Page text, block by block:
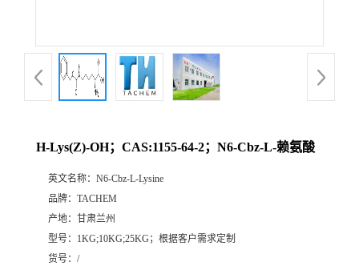
H-Lys(Z)-OH；CAS:1155-64-2；N6-Cbz-L-赖氨酸
英文名称： N6-Cbz-L-Lysine
品牌： TACHEM
产地： 甘肃兰州
型号： 1KG;10KG;25KG；根据客户需求定制
货号： /